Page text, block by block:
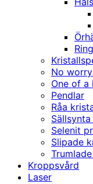
No
One of a
Pendlar
Råa
Selenit
Slipade
Kroppsvård
Laser